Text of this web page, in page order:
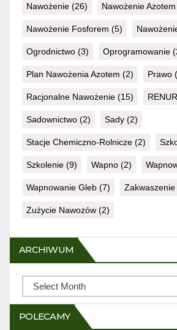
Nawożenie (26) Nawożenie Azotem
Nawożenie Fosforem (5)
Ogrodnictwo (3) Oprogramowanie
Plan Nawożenia Azotem (2) Prawo
Racjonalne Nawożenie (15)
Sadownictwo (2) Sady (2)
Stacje Chemiczno-Rolnicze (2)
Szkolenie (9) Wapno (2)
Wapnowanie Gleb (7) Zakwaszenie
Zużycie Nawozów (2)
ARCHIWUM
Archiwum
POLECAMY